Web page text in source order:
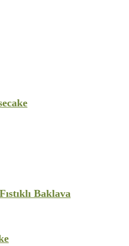
Baklava